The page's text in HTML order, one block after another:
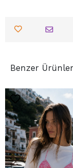
Benzer Ürünler